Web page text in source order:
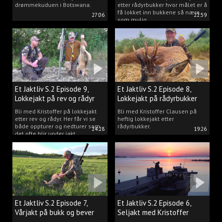
27:06
drømmekuduen i Botswana.
22:59
etter rådyrbukker hvor målet er å
få lokket inn bukkene så nære
som mulig.
24:28
Et Jaktliv S.2 Episode 9,
Lokkejakt på rev og rådyr
med Kristoffer Clausen
Bli med Kristoffer på lokkejakt
etter rev og rådyr. Her får vi se
både oppturer og nedturer som
det ofte blir under jakt.
19:26
Et Jaktliv S.2 Episode 8,
Lokkejakt på rådyrbukker
2023 nr. 1
Bli med Kristoffer Clausen på
heftig lokkejakt etter
rådyrbukker.
Et Jaktliv S.2 Episode 7,
Vårjakt på bukk og bever
Et Jaktliv S.2 Episode 6,
Seljakt med Kristoffer